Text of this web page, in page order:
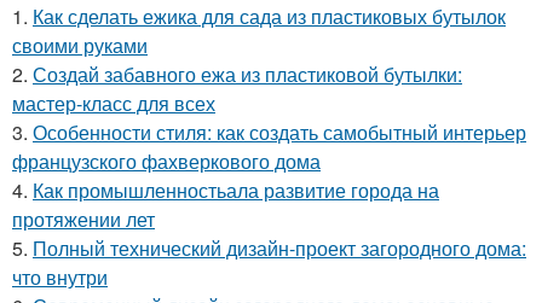
1. Как сделать ежика для сада из пластиковых бутылок
своими руками
2. Создай забавного ежа из пластиковой бутылки:
мастер-класс для всех
3. Особенности стиля: как создать самобытный интерьер
французского фахверкового дома
4. Как промышленностьала развитие города на
протяжении лет
5. Полный технический дизайн-проект загородного дома:
что внутри